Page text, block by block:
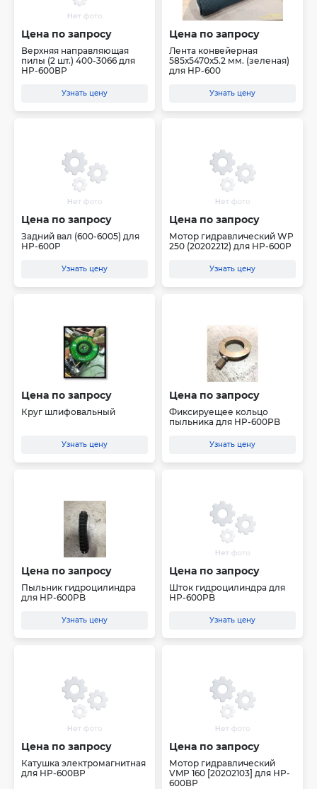
Цена по запросу
Верхняя направляющая
пилы (2 шт.) 400-3066 для
HP-600ВР
Узнать цену
Цена по запросу
Лента конвейерная
585х5470х5.2 мм. (зеленая)
для HP-600
Узнать цену
Цена по запросу
Задний вал (600-6005) для
HP-600P
Узнать цену
Цена по запросу
Мотор гидравлический WP
250 (20202212) для HP-600P
Узнать цену
Цена по запросу
Круг шлифовальный
Узнать цену
Цена по запросу
Фиксируещее кольцо
пыльника для HP-600PB
Узнать цену
Цена по запросу
Пыльник гидроцилиндра
для HP-600PB
Узнать цену
Цена по запросу
Шток гидроцилиндра для
HP-600PB
Узнать цену
Цена по запросу
Катушка электромагнитная
для HP-600ВР
Цена по запросу
Мотор гидравлический
VMP 160 [20202103] для HP-
600ВР